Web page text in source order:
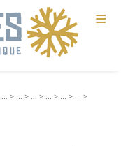
≡
> > > > >
>